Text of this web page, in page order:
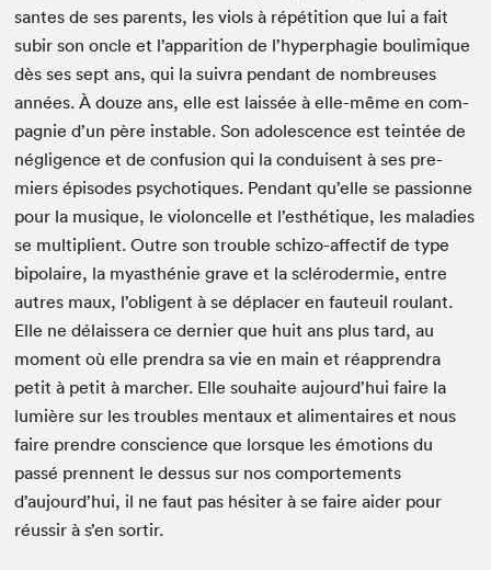
santes de ses par­ents, les vio­ls à répéti­tion que lui a fait
subir son oncle et l’apparition de l’hyperphagie boulim­ique
dès ses sept ans, qui la suiv­ra pen­dant de nom­breuses
années. À douze ans, elle est lais­sée à elle-même en com­
pag­nie d’un père insta­ble. Son ado­les­cence est tein­tée de
nég­li­gence et de con­fu­sion qui la con­duisent à ses pre­
miers épisodes psy­cho­tiques. Pen­dant qu’elle se pas­sionne
pour la musique, le vio­lon­celle et l’esthétique, les mal­adies
se mul­ti­plient. Out­re son trou­ble schizo-affec­tif de type
bipo­laire, la myasthénie grave et la scléro­der­mie, entre
autres maux, l’obligent à se déplac­er en fau­teuil roulant.
Elle ne délais­sera ce dernier que huit ans plus tard, au
moment où elle pren­dra sa vie en main et réap­pren­dra
petit à petit à marcher. Elle souhaite aujourd’hui faire la
lumière sur les trou­bles men­taux et ali­men­taires et nous
faire pren­dre con­science que lorsque les émo­tions du
passé pren­nent le dessus sur nos com­porte­ments
d’aujourd’hui, il ne faut pas hésiter à se faire aider pour
réus­sir à s’en sortir.